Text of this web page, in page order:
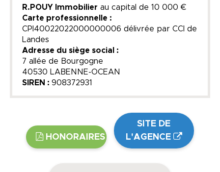
R.POUY Immobilier au capital de 10 000 €
Carte professionnelle :
CPI40022022000000006 délivrée par CCI de
Landes
Adresse du siège social :
7 allée de Bourgogne
40530 LABENNE-OCEAN
SIREN : 908372931
HONORAIRES
SITE DE
L'AGENCE